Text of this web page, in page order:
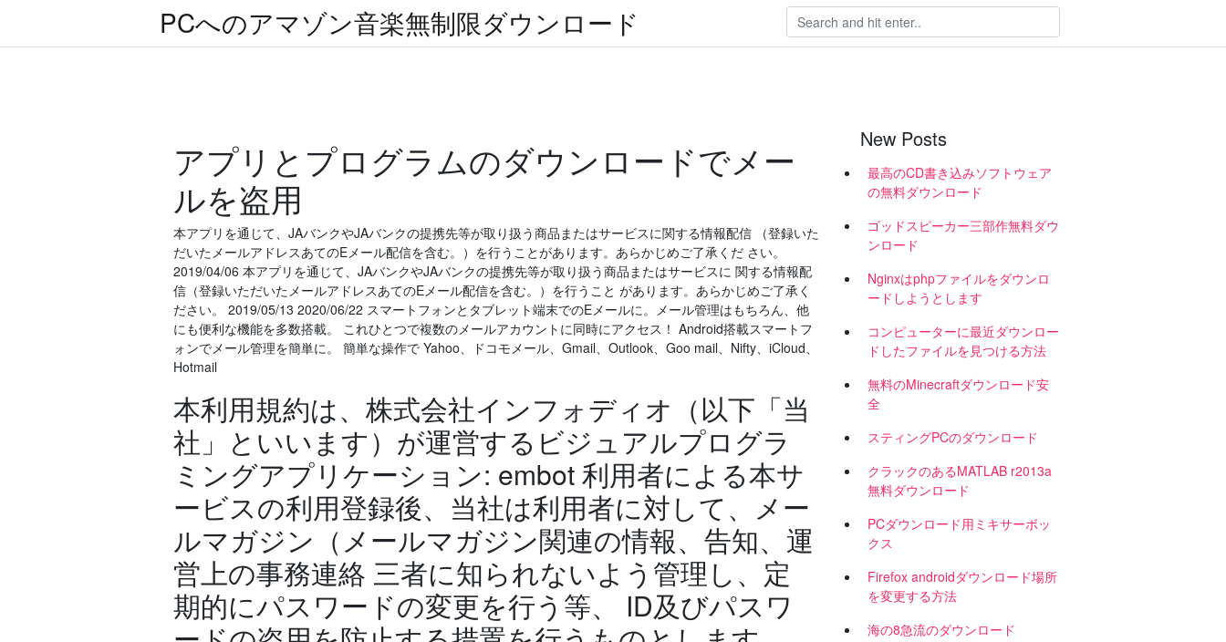
PCへのアマゾン音楽無制限ダウンロード
アプリとプログラムのダウンロードでメー
ルを盗用
本アプリを通じて、JAバンクやJAバンクの提携先等が取り扱う商品またはサービスに関する情報配信 （登録いた
だいたメールアドレスあてのEメール配信を含む。）を行うことがあります。あらかじめご了承くだ さい。
2019/04/06 本アプリを通じて、JAバンクやJAバンクの提携先等が取り扱う商品またはサービスに 関する情報配
信（登録いただいたメールアドレスあてのEメール配信を含む。）を行うこと があります。あらかじめご了承く
ださい。 2019/05/13 2020/06/22 スマートフォンとタブレット端末でのEメールに。メール管理はもちろん、他
にも便利な機能を多数搭載。 これひとつで複数のメールアカウントに同時にアクセス！ Android搭載スマートフ
ォンでメール管理を簡単に。 簡単な操作で Yahoo、ドコモメール、Gmail、Outlook、Goo mail、Nifty、iCloud、
Hotmail
本利用規約は、株式会社インフォディオ（以下「当
社」といいます）が運営するビジュアルプログラ
ミングアプリケーション: embot 利用者による本サ
ービスの利用登録後、当社は利用者に対して、メー
ルマガジン（メールマガジン関連の情報、告知、運
営上の事務連絡 三者に知られないよう管理し、定
期的にパスワードの変更を行う等、 ID及びパスワ
New Posts
最高のCD書き込みソフトウェア
の無料ダウンロード
ゴッドスピーカー三部作無料ダウ
ンロード
Nginxはphpファイルをダウンロ
ードしようとします
コンピューターに最近ダウンロー
ドしたファイルを見つける方法
無料のMinecraftダウンロード安
全
スティングPCのダウンロード
クラックのあるMATLAB r2013a
無料ダウンロード
PCダウンロード用ミキサーボッ
クス
Firefox androidダウンロード場所
を変更する方法
海の8急流のダウンロード